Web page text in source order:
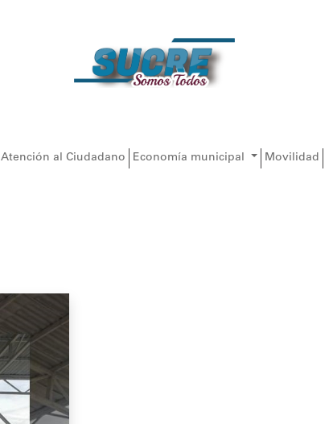
Atención al Ciudadano Economía municipal
Movilidad